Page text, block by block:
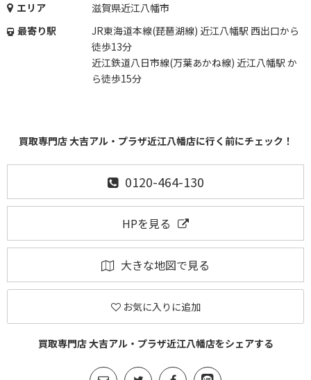
エリア
滋賀県近江八幡市
最寄り駅
JR東海道本線(琵琶湖線) 近江八幡駅 西出口から
徒歩13分
近江鉄道八日市線(万葉あかね線) 近江八幡駅 か
ら徒歩15分
買取専門店 大吉アル・プラザ近江八幡店に行く前にチェック！
0120-464-130
HPを見る
大きな地図で見る
お気に入りに追加
買取専門店 大吉アル・プラザ近江八幡店をシェアする